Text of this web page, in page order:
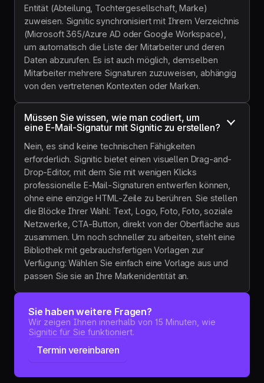
Entität (Abteilung, Tochtergesellschaft, Marke)
zuweisen. Signitic synchronisiert mit Ihrem Verzeichnis
(Microsoft 365/Azure AD oder Google Workspace),
um automatisch die Liste der Mitarbeiter und deren
Daten abzurufen. Es ist auch möglich, demselben
Mitarbeiter mehrere Signaturen zuzuweisen, abhängig
von den vertretenen Kontexten oder Marken.
Müssen Sie wissen, wie man codiert, um
eine E-Mail-Signatur mit Signitic zu erstellen?
Nein, es sind keine technischen Fähigkeiten
erforderlich. Signitic bietet einen visuellen Drag-and-
Drop-Editor, mit dem Sie mit wenigen Klicks
professionelle E-Mail-Signaturen entwerfen können,
ohne eine einzige HTML-Zeile zu berühren. Sie stellen
die Blöcke Ihrer Wahl: Text, Logo, Foto, Foto, soziale
Netzwerke, CTA-Button, direkt von der Oberfläche aus
zusammen. Um noch schneller zu arbeiten, steht eine
Bibliothek mit gebrauchsfertigen Vorlagen zur
Verfügung: Wählen Sie einfach eine Vorlage aus und
passen Sie sie an Ihre Markenidentität an.
Sie haben weitere Fragen?
Wir zeigen Ihnen innerhalb von 15 Minuten, wie
Signitic für Sie funktioniert.
Termin vereinbaren